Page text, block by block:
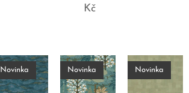
Kč
Novinka Novinka Novinka